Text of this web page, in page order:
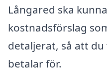
Långared ska
kostnadsförslag
detaljerat, så att du
betalar för.